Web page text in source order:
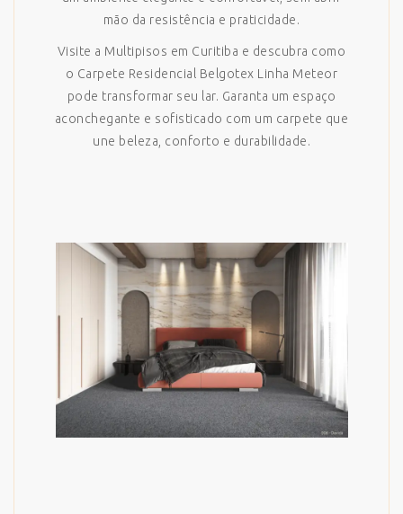
mão da resistência e praticidade.
Visite a Multipisos em Curitiba e descubra como
o Carpete Residencial Belgotex Linha Meteor
pode transformar seu lar. Garanta um espaço
aconchegante e sofisticado com um carpete que
une beleza, conforto e durabilidade.